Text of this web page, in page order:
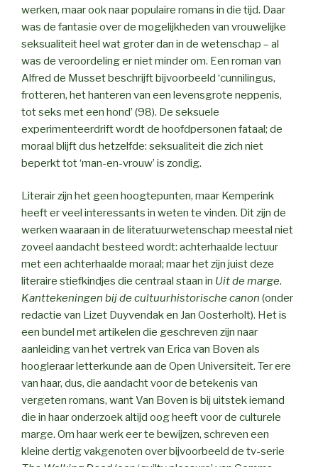
werken, maar ook naar populaire romans in die tijd. Daar
was de fantasie over de mogelijkheden van vrouwelijke
seksualiteit heel wat groter dan in de wetenschap – al
was de veroordeling er niet minder om. Een roman van
Alfred de Musset beschrijft bijvoorbeeld ‘cunnilingus,
frotteren, het hanteren van een levensgrote neppenis,
tot seks met een hond’ (98). De seksuele
experimenteerdrift wordt de hoofdpersonen fataal; de
moraal blijft dus hetzelfde: seksualiteit die zich niet
beperkt tot ‘man-en-vrouw’ is zondig.
Literair zijn het geen hoogtepunten, maar Kemperink
heeft er veel interessants in weten te vinden. Dit zijn de
werken waaraan in de literatuurwetenschap meestal niet
zoveel aandacht besteed wordt: achterhaalde lectuur
met een achterhaalde moraal; maar het zijn juist deze
literaire stiefkindjes die centraal staan in Uit de marge.
Kanttekeningen bij de cultuurhistorische canon (onder
redactie van Lizet Duyvendak en Jan Oosterholt). Het is
een bundel met artikelen die geschreven zijn naar
aanleiding van het vertrek van Erica van Boven als
hoogleraar letterkunde aan de Open Universiteit. Ter ere
van haar, dus, die aandacht voor de betekenis van
vergeten romans, want Van Boven is bij uitstek iemand
die in haar onderzoek altijd oog heeft voor de culturele
marge. Om haar werk eer te bewijzen, schreven een
kleine dertig vakgenoten over bijvoorbeeld de tv-serie